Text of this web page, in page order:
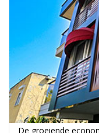
De groeiende
maken het een